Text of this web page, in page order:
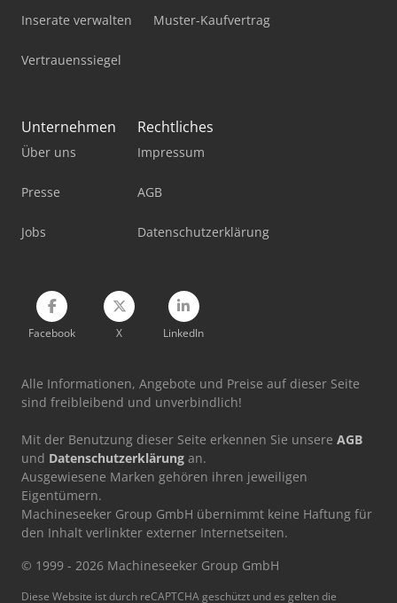
Martin Hobelmaschine
Panhans Dickenhobelmaschine
Traub Tnl12
Trotec
Wemhöner Kt-F-1E
Inserate verwalten
Vertrauenssiegel
Muster-Kaufvertrag
Unternehmen
Über uns
Presse
Jobs
Rechtliches
Impressum
AGB
Datenschutzerklärung
Facebook X LinkedIn
Alle Informationen, Angebote und Preise auf dieser Seite
sind freibleibend und unverbindlich!
Mit der Benutzung dieser Seite erkennen Sie unsere AGB
und Datenschutzerklärung an.
Ausgewiesene Marken gehören ihren jeweiligen
Eigentümern.
Machineseeker Group GmbH übernimmt keine Haftung für
den Inhalt verlinkter externer Internetseiten.
© 1999 - 2026 Machineseeker Group GmbH
Diese Website ist durch reCAPTCHA geschützt und es gelten die